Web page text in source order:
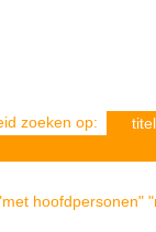
zoeken op: titel